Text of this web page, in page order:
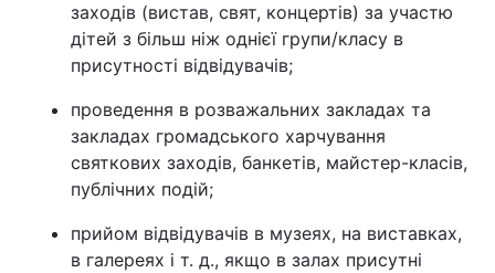
заходів (вистав, свят, концертів) за участю
дітей з більш ніж однієї групи/класу в
присутності відвідувачів;
проведення в розважальних закладах та
закладах громадського харчування
святкових заходів, банкетів, майстер-класів,
публічних подій;
прийом відвідувачів в музеях, на виставках,
в галереях і т. д., якщо в залах присутні